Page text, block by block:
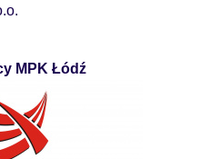
MPK Łódź